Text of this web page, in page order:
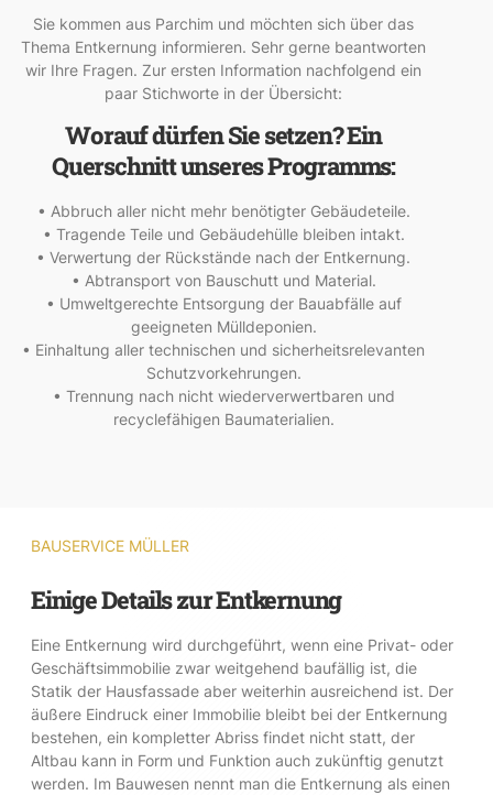
Sie kommen aus Parchim und möchten sich über das
Thema Entkernung informieren. Sehr gerne beantworten
wir Ihre Fragen. Zur ersten Information nachfolgend ein
paar Stichworte in der Übersicht:
Worauf dürfen Sie setzen? Ein
Querschnitt unseres Programms:
• Abbruch aller nicht mehr benötigter Gebäudeteile.
• Tragende Teile und Gebäudehülle bleiben intakt.
• Verwertung der Rückstände nach der Entkernung.
• Abtransport von Bauschutt und Material.
• Umweltgerechte Entsorgung der Bauabfälle auf
geeigneten Mülldeponien.
• Einhaltung aller technischen und sicherheitsrelevanten
Schutzvorkehrungen.
• Trennung nach nicht wiederverwertbaren und
recyclefähigen Baumaterialien.
BAUSERVICE MÜLLER
Einige Details zur Entkernung
Eine Entkernung wird durchgeführt, wenn eine Privat- oder
Geschäftsimmobilie zwar weitgehend baufällig ist, die
Statik der Hausfassade aber weiterhin ausreichend ist. Der
äußere Eindruck einer Immobilie bleibt bei der Entkernung
bestehen, ein kompletter Abriss findet nicht statt, der
Altbau kann in Form und Funktion auch zukünftig genutzt
werden. Im Bauwesen nennt man die Entkernung als einen